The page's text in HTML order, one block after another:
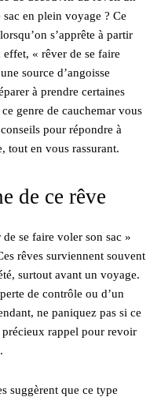
en plein voyage ? Ce
s’apprête à partir
« rêver de se faire
source d’angoisse
à prendre certaines
genre de cauchemar vous
pour répondre à
tout en vous rassurant.
de ce rêve
se faire voler son sac »
rêves surviennent souvent
surtout avant un voyage.
de contrôle ou d’un
ne paniquez pas si ce
rappel pour revoir
suggèrent que ce type